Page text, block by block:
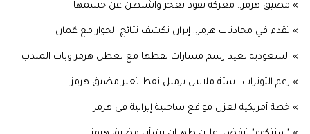
» مضيق هرمز.. معركة نفوذ تعجز واشنطن عن حسمها
» تقدم في محادثات هرمز.. إيران تكشف نتائج الحوار مع عُمان
» السعودية تعيد رسم مسارات نفطها مع تعطل هرمز وباب المندب
» رغم التوترات.. ستة ملايين برميل نفط تعبر مضيق هرمز
» خطة أمريكية لعزل مواقع ساحلية إيرانية في هرمز